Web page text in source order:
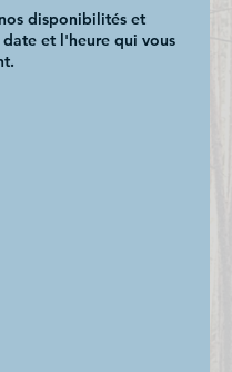
disponibilités et
date et l'heure qui vous